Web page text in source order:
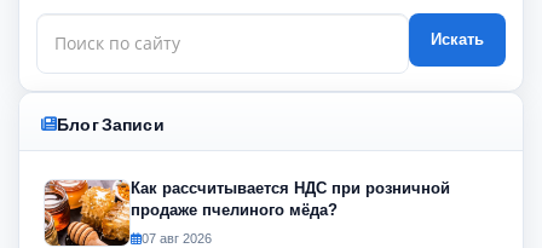
Искать
Блог Записи
Как рассчитывается НДС при розничной
продаже пчелиного мёда?
07 авг 2026